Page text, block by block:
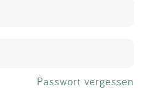
Passwort vergessen